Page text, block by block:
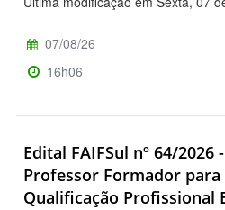
07/08/26
16h06
Edital FAIFSul nº 64/2026
Professor Formador para
Qualificação Profissional